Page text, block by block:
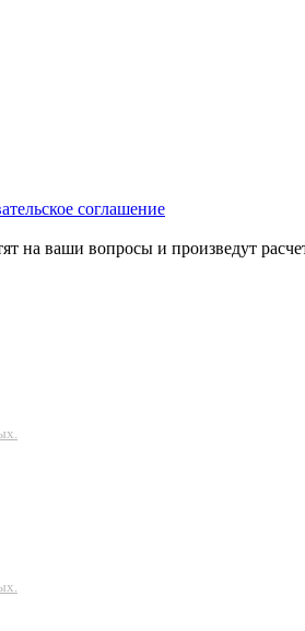
соглашение
на ваши вопросы и произведут